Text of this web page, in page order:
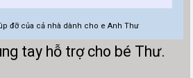
đỡ của cả nhà dành cho e Anh Thư
tay hỗ trợ cho bé Thư.